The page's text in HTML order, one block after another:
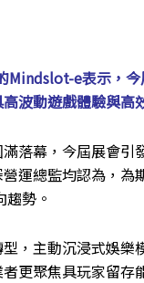
Mindslot-e表示，
波動遊戲體驗與高
落幕，今屆展會
運總監均認為，
勢。
，主動沉浸式娛
更聚焦具玩家留